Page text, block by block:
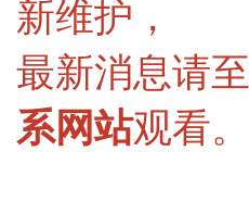
新维护，
最新消息请至
系网站观看。